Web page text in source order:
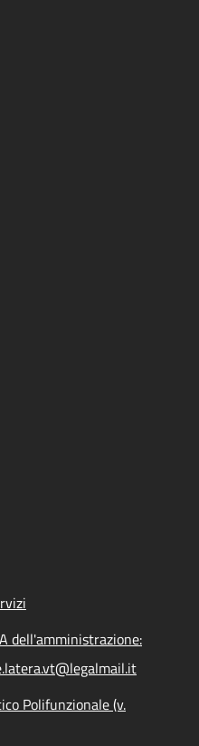
dell'amministrazione:
Polifunzionale (v.